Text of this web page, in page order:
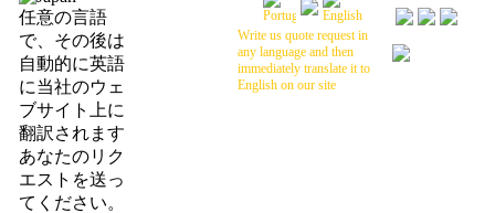
任意の言語
で、その後は
自動的に英語
に当社のウェ
ブサイト上に
翻訳されます
あなたのリク
エストを送っ
てください。
Write us quote request in
any language and then
immediately translate it to
English on our site